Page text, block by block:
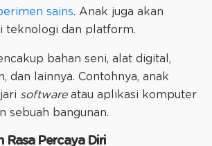
sains. Anak juga akan
teknologi dan platform.
bahan seni, alat digital,
dan lainnya. Contohnya, anak
softwareatau aplikasi komputer
sebuah bangunan.
Rasa Percaya Diri